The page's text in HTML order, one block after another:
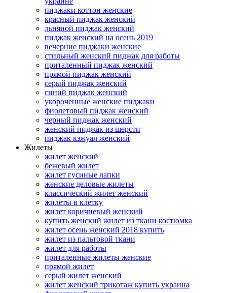
пиджаки коттон женские
красный пиджак женский
льняной пиджак женский
пиджак женский на осень 2019
вечерние пиджаки женские
стильный женский пиджак для работы
приталенный пиджак женский
прямой пиджак женский
серый пиджак женский
синий пиджак женский
укороченные женские пиджаки
фиолетовый пиджак женский
черный пиджак женский
женский пиджак из шерсти
пиджак кэжуал женский
Жилеты
жилет женский
бежевый жилет
жилет гусиные лапки
женские деловые жилеты
классический жилет женский
жилеты в клетку
жилет коричневый женский
купить женский жилет из ткани костюмка
жилет осень женский 2018 купить
жилет из пальтовой ткани
жилет для работы
приталенные жилеты женские
прямой жилет
серый жилет женский
жилет женский трикотаж купить украина